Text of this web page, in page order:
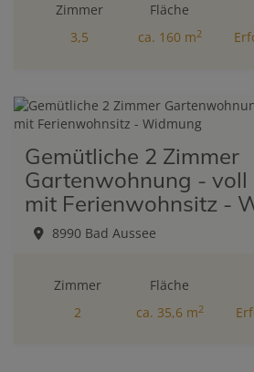
Zimmer
3,5
Fläche
ca. 160 m2
Gemütliche 2 Zimmer
Gartenwohnung -
mit Ferienwohnsitz -
8990 Bad Aussee
Zimmer
2
Fläche
ca. 35,6 m2